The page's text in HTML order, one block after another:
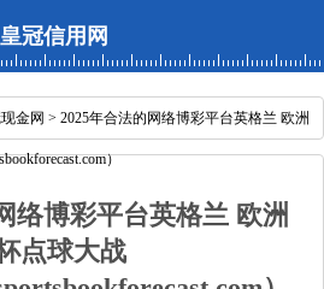
皇冠信用网
金网 > 2025年合法的网络博彩平台英格兰 欧洲
）
络博彩平台英格兰 欧洲
点球大战